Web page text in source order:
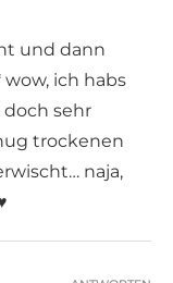
und dann
ich habs
sehr
trockenen
naja,